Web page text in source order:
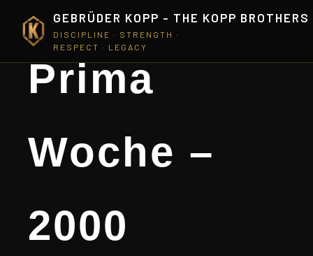
GEBRÜDER KOPP - THE KOPP BROTHERS
DISCIPLINE · STRENGTH ·
RESPECT · LEGACY
Prima
Woche –
2000